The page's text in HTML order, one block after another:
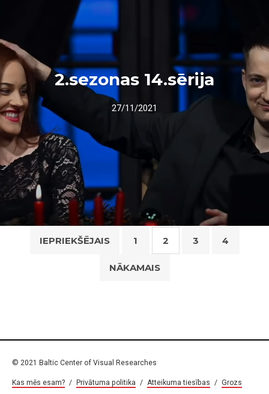
2.sezonas 14.sērija
27/11/2021
IEPRIEKŠĒJAIS 1 2 3 4
NĀKAMAIS
© 2021 Baltic Center of Visual Researches
Kas mēs esam? / Privātuma politika / Atteikuma tiesības / Grozs